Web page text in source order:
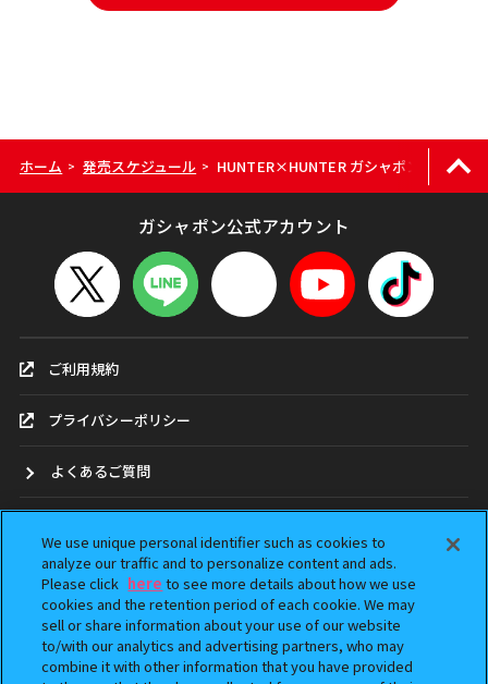
ホーム > 発売スケジュール > HUNTER×HUNTER ガシャポン！コレク
ガシャポン公式アカウント
ご利用規約
プライバシーポリシー
よくあるご質問
ガシャポンどこ？
アンケート
ウェブアクセシビリティ方針
We use unique personal identifier such as cookies to
analyze our traffic and to personalize content and ads.
Please click here to see more details about how we use
cookies and the retention period of each cookie. We may
sell or share information about your use of our website
to/with our analytics and advertising partners, who may
combine it with other information that you have provided